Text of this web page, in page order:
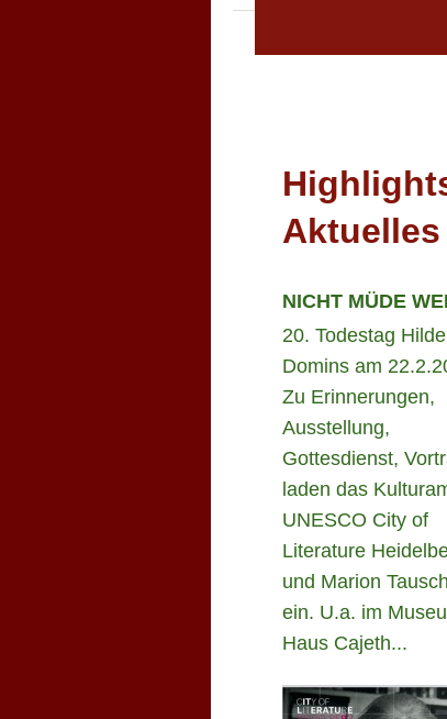
Aktuelles
NICHT MÜDE
20. Todestag Hilde
Domins am
Zu Erinnerungen,
Ausstellung,
Gottesdienst,
laden das
UNESCO City of
Literature
und Marion
ein. U.a. im
Haus Cajeth...